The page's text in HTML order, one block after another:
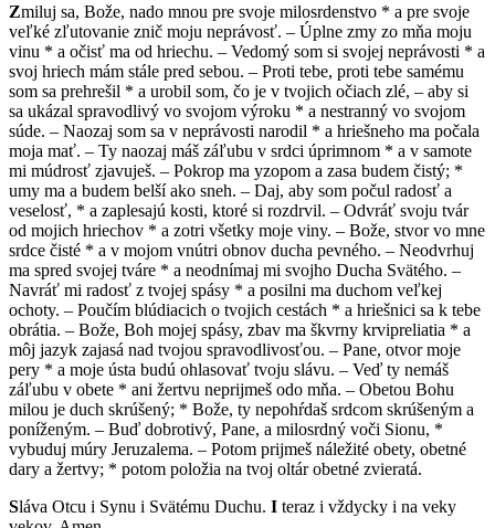
Zmiluj sa, Bože, nado mnou pre svoje milosrdenstvo * a pre svoje
veľké zľutovanie znič moju neprávosť. – Úplne zmy zo mňa moju
vinu * a očisť ma od hriechu. – Vedomý som si svojej neprávosti * a
svoj hriech mám stále pred sebou. – Proti tebe, proti tebe samému
som sa prehrešil * a urobil som, čo je v tvojich očiach zlé, – aby si
sa ukázal spravodlivý vo svojom výroku * a nestranný vo svojom
súde. – Naozaj som sa v neprávosti narodil * a hriešneho ma počala
moja mať. – Ty naozaj máš záľubu v srdci úprimnom * a v samote
mi múdrosť zjavuješ. – Pokrop ma yzopom a zasa budem čistý; *
umy ma a budem belší ako sneh. – Daj, aby som počul radosť a
veselosť, * a zaplesajú kosti, ktoré si rozdrvil. – Odvráť svoju tvár
od mojich hriechov * a zotri všetky moje viny. – Bože, stvor vo mne
srdce čisté * a v mojom vnútri obnov ducha pevného. – Neodvrhuj
ma spred svojej tváre * a neodnímaj mi svojho Ducha Svätého. –
Navráť mi radosť z tvojej spásy * a posilni ma duchom veľkej
ochoty. – Poučím blúdiacich o tvojich cestách * a hriešnici sa k tebe
obrátia. – Bože, Boh mojej spásy, zbav ma škvrny krvipreliatia * a
môj jazyk zajasá nad tvojou spravodlivosťou. – Pane, otvor moje
pery * a moje ústa budú ohlasovať tvoju slávu. – Veď ty nemáš
záľubu v obete * ani žertvu neprijmeš odo mňa. – Obetou Bohu
milou je duch skrúšený; * Bože, ty nepohŕdaš srdcom skrúšeným a
poníženým. – Buď dobrotivý, Pane, a milosrdný voči Sionu, *
vybuduj múry Jeruzalema. – Potom prijmeš náležité obety, obetné
dary a žertvy; * potom položia na tvoj oltár obetné zvieratá.
Sláva Otcu i Synu i Svätému Duchu. I teraz i vždycky i na veky